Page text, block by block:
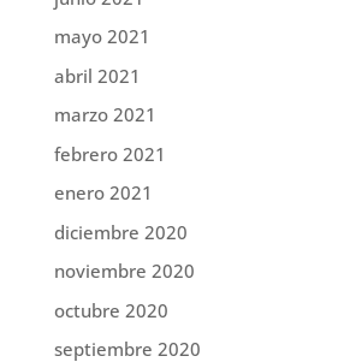
mayo 2021
abril 2021
marzo 2021
febrero 2021
enero 2021
diciembre 2020
noviembre 2020
octubre 2020
septiembre 2020